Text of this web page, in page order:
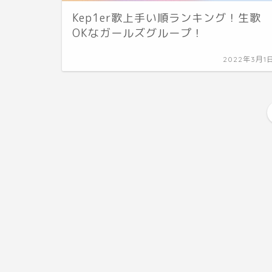
Kep1er歌上手い順ランキング！生歌
OKなガールズグループ！
2022年3月1日